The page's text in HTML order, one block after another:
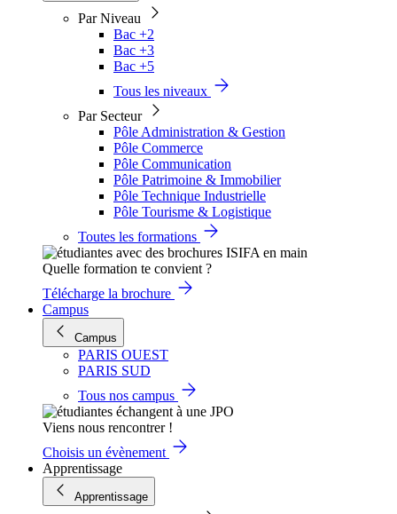
Par Niveau
Bac +2
Bac +3
Bac +5
Tous les niveaux
Par Secteur
Pôle Administration & Gestion
Pôle Commerce
Pôle Communication
Pôle Patrimoine & Immobilier
Pôle Technique Industrielle
Pôle Tourisme & Logistique
Toutes les formations
Quelle formation te convient ?
Télécharge la brochure
Campus
Campus
PARIS OUEST
PARIS SUD
Tous nos campus
Viens nous rencontrer !
Choisis un évènement
Apprentissage
Apprentissage